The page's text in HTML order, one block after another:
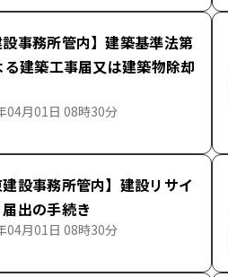
設事務所管内】建築基準法第
建築工事届又は建築物除却
04月01日 08時30分
建設事務所管内】建設リサイ
出の手続き
04月01日 08時30分